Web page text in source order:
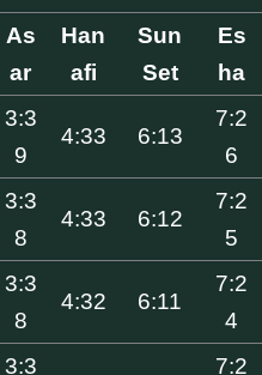
As
ar
Han
afi
Sun
Set
Es
ha
3:3
9
4:33 6:13
7:2
6
3:3
8
4:33 6:12
7:2
5
3:3
8
4:32 6:11
7:2
4
3:3 7:2